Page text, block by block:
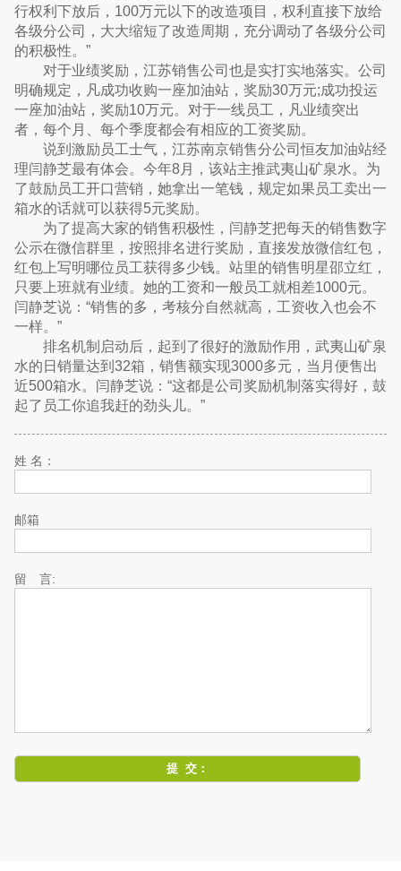
行权利下放后，100万元以下的改造项目，权利直接下放给
各级分公司，大大缩短了改造周期，充分调动了各级分公司
的积极性。”
对于业绩奖励，江苏销售公司也是实打实地落实。公司
明确规定，凡成功收购一座加油站，奖励30万元;成功投运
一座加油站，奖励10万元。对于一线员工，凡业绩突出
者，每个月、每个季度都会有相应的工资奖励。
说到激励员工士气，江苏南京销售分公司恒友加油站经
理闫静芝最有体会。今年8月，该站主推武夷山矿泉水。为
了鼓励员工开口营销，她拿出一笔钱，规定如果员工卖出一
箱水的话就可以获得5元奖励。
为了提高大家的销售积极性，闫静芝把每天的销售数字
公示在微信群里，按照排名进行奖励，直接发放微信红包，
红包上写明哪位员工获得多少钱。站里的销售明星邵立红，
只要上班就有业绩。她的工资和一般员工就相差1000元。
闫静芝说：“销售的多，考核分自然就高，工资收入也会不
一样。”
排名机制启动后，起到了很好的激励作用，武夷山矿泉
水的日销量达到32箱，销售额实现3000多元，当月便售出
近500箱水。闫静芝说：“这都是公司奖励机制落实得好，鼓
起了员工你追我赶的劲头儿。”
姓 名：
邮箱
留 言: